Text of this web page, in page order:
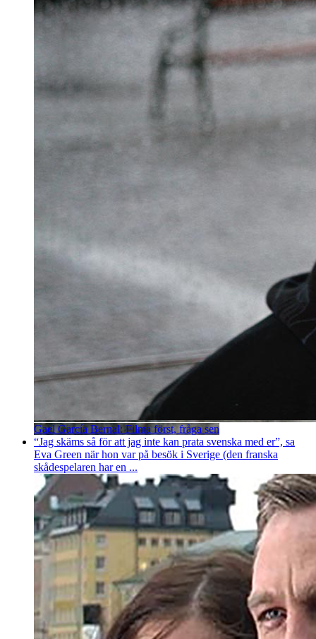
Gael García Bernal: Filma först, fråga sen
“Jag skäms så för att jag inte kan prata svenska med er”, sa
Eva Green när hon var på besök i Sverige (den franska
skådespelaren har en ...